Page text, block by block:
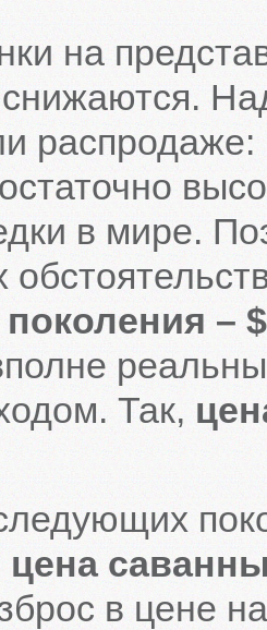
на
распродаже:
в мире.
–
Так,
цена
в цене